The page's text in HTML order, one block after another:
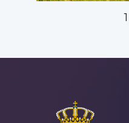
1